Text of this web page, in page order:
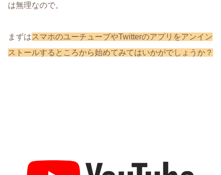
は無理なので。
まずはスマホのユーチューブやTwitterのアプリをアンイン
ストールするところから始めてみてはいかがでしょうか？